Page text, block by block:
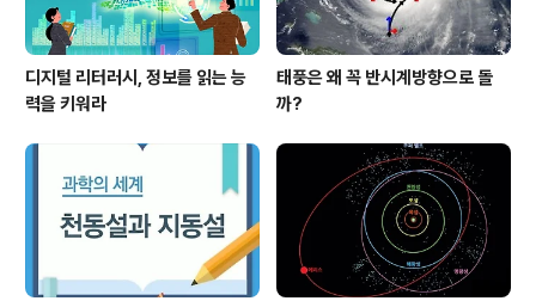
디지털 리터러시, 정보를 읽는 능
력을 키워라
태풍은 왜 꼭 반시계방향으로 돌
까?